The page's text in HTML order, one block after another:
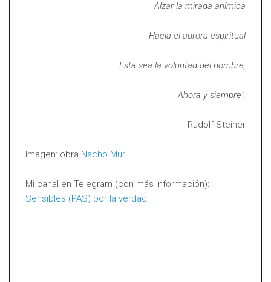
Alzar la mirada anímica
Hacia el aurora espiritual
Esta sea la voluntad del hombre,
Ahora y siempre”.
Rudolf Steiner
Imagen: obra Nacho Mur
Mi canal en Telegram (con más información):
Sensibles (PAS) por la verdad